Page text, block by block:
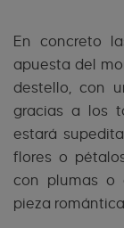
En concreto
apuesta del
destello, con
gracias a los
estará
flores o
con plumas o
pieza